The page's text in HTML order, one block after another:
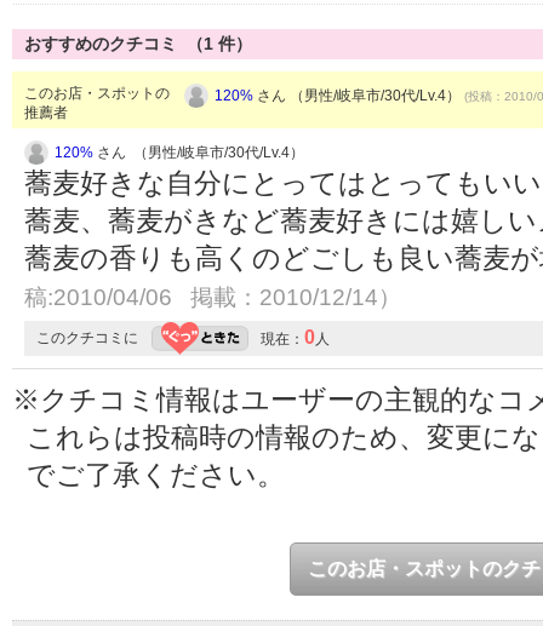
おすすめのクチコミ （1 件）
このお店・スポットの
推薦者
120% さん （男性/岐阜市/30代/Lv.4） (投稿：2010/
120% さん （男性/岐阜市/30代/Lv.4）
蕎麦好きな自分にとってはとってもい
蕎麦、蕎麦がきなど蕎麦好きには嬉し
蕎麦の香りも高くのどごしも良い蕎麦
稿:2010/04/06 掲載：2010/12/14）
このクチコミに 現在： 0人
※クチコミ情報はユーザーの主観的なコ
これらは投稿時の情報のため、変更に
でご了承ください。
このお店・スポットのク